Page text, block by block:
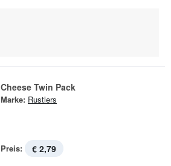
Cheese Twin Pack
Marke: Rustlers
Preis: € 2,79